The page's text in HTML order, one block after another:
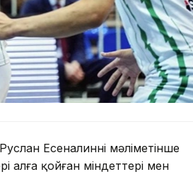
Есеналиннің мәліметінше
алға қойған міндеттері мен